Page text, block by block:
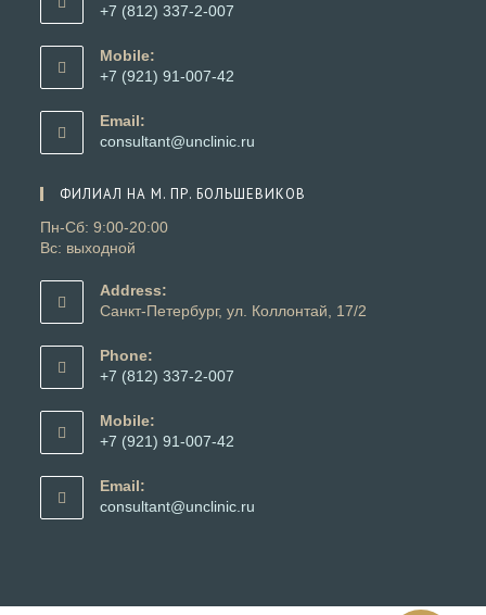
+7 (812) 337-2-007
в
вашем
Mobile:
+7 (921) 91-007-42
в
вашем
Email:
consultant@unclinic.ru
приложении
ФИЛИАЛ НА М. ПР. БОЛЬШЕВИКОВ
Пн-Сб: 9:00-20:00
Вс: выходной
Address:
Санкт-Петербург, ул. Коллонтай, 17/2
Phone:
+7 (812) 337-2-007
в
вашем
Mobile:
+7 (921) 91-007-42
в
вашем
Email:
consultant@unclinic.ru